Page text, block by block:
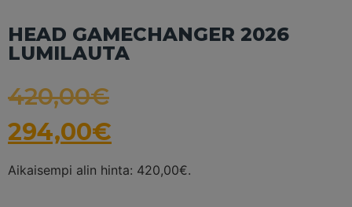
HEAD GAMECHANGER 2026
LUMILAUTA
420,00€
294,00€
Aikaisempi alin hinta: 420,00€.